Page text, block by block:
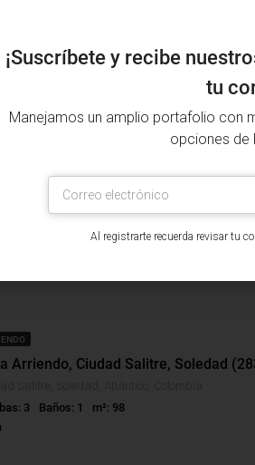
Venta, Soledad 2000, Soledad (30477)
2000, Soledad, Atlántico, Colombia
m²: 83
Arriendo, Ciudad Salitre, Soledad
3
Baños: 1
m²: 98
¡Suscríbete y recibe
tu
Manejamos un amplio portafolio con
opciones de
Al registrarte recuerda revisar tu